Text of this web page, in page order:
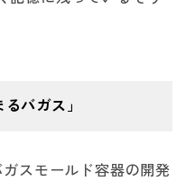
バガス」
スモールド容器の開発